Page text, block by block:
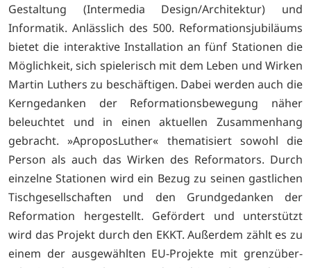
Gestaltung (Intermedia Design/Archi­tektur) und
Informatik. An­lässlich des 500. Reformati­onsjubiläums
bietet die in­teraktive Installation an fünf Stationen die
Möglichkeit, sich spielerisch mit dem Le­ben und Wirken
Martin Lu­thers zu beschäftigen. Dabei werden auch die
Kerngedan­ken der Reformationsbewe­gung näher
beleuchtet und in einen aktuellen Zusammen­hang
gebracht. »AproposLuther« themati­siert sowohl die
Person als auch das Wirken des Re­formators. Durch
einzelne Stationen wird ein Bezug zu seinen gastlichen
Tischge­sellschaften und den Grund­gedanken der
Reformation hergestellt. Gefördert und unterstützt
wird das Projekt durch den EKKT. Außerdem zählt es zu
einem der ausgewählten EU-Projekte mit grenzüber­